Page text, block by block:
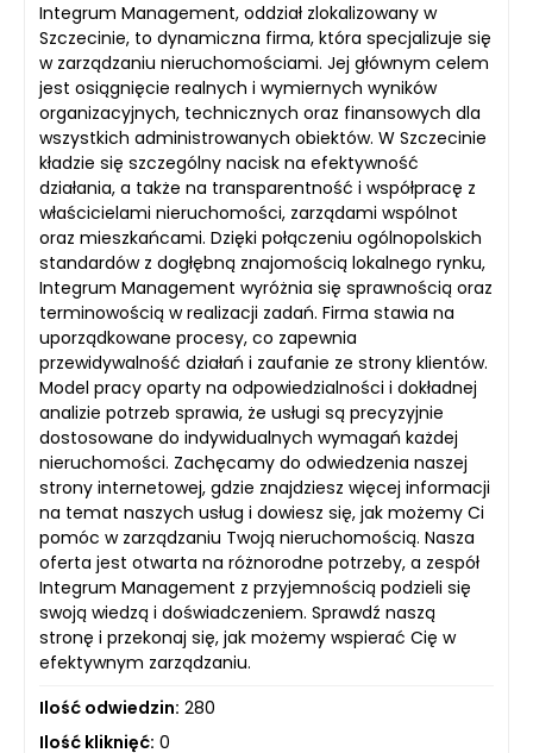
Integrum Management, oddział zlokalizowany w
Szczecinie, to dynamiczna firma, która specjalizuje się
w zarządzaniu nieruchomościami. Jej głównym celem
jest osiągnięcie realnych i wymiernych wyników
organizacyjnych, technicznych oraz finansowych dla
wszystkich administrowanych obiektów. W Szczecinie
kładzie się szczególny nacisk na efektywność
działania, a także na transparentność i współpracę z
właścicielami nieruchomości, zarządami wspólnot
oraz mieszkańcami. Dzięki połączeniu ogólnopolskich
standardów z dogłębną znajomością lokalnego rynku,
Integrum Management wyróżnia się sprawnością oraz
terminowością w realizacji zadań. Firma stawia na
uporządkowane procesy, co zapewnia
przewidywalność działań i zaufanie ze strony klientów.
Model pracy oparty na odpowiedzialności i dokładnej
analizie potrzeb sprawia, że usługi są precyzyjnie
dostosowane do indywidualnych wymagań każdej
nieruchomości. Zachęcamy do odwiedzenia naszej
strony internetowej, gdzie znajdziesz więcej informacji
na temat naszych usług i dowiesz się, jak możemy Ci
pomóc w zarządzaniu Twoją nieruchomością. Nasza
oferta jest otwarta na różnorodne potrzeby, a zespół
Integrum Management z przyjemnością podzieli się
swoją wiedzą i doświadczeniem. Sprawdź naszą
stronę i przekonaj się, jak możemy wspierać Cię w
efektywnym zarządzaniu.
Ilość odwiedzin: 280
Ilość kliknięć: 0